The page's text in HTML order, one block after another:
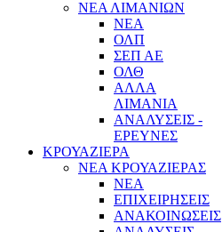
ΝΕΑ ΛΙΜΑΝΙΩΝ
ΝΕΑ
ΟΛΠ
ΣΕΠ ΑΕ
ΟΛΘ
ΑΛΛΑ
ΛΙΜΑΝΙΑ
ΑΝΑΛΥΣΕΙΣ -
ΕΡΕΥΝΕΣ
ΚΡΟΥΑΖΙΕΡΑ
ΝΕΑ ΚΡΟΥΑΖΙΕΡΑΣ
NEA
ΕΠΙΧΕΙΡΗΣΕΙΣ
ΑΝΑΚΟΙΝΩΣΕΙΣ